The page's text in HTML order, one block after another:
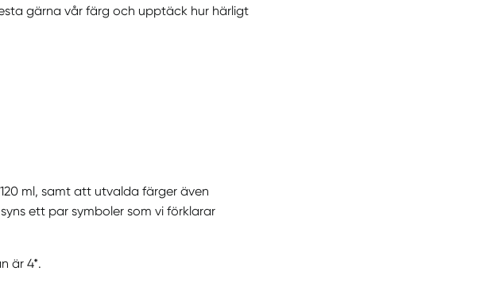
gärna vår färg och upptäck hur härligt
ml, samt att utvalda färger även
ett par symboler som vi förklarar
är 4*.